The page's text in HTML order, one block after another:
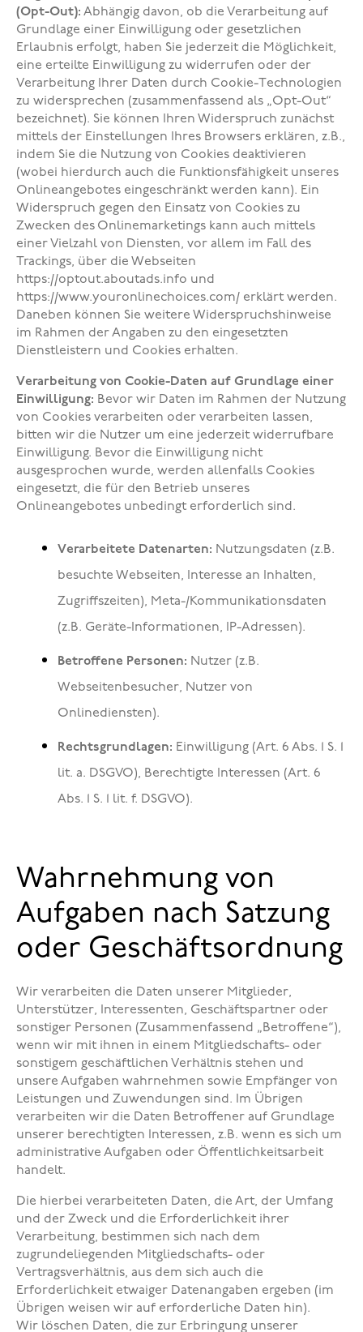
(Opt-Out): Abhängig davon, ob die Verarbeitung auf
Grundlage einer Einwilligung oder gesetzlichen
Erlaubnis erfolgt, haben Sie jederzeit die Möglichkeit,
eine erteilte Einwilligung zu widerrufen oder der
Verarbeitung Ihrer Daten durch Cookie-Technologien
zu widersprechen (zusammenfassend als „Opt-Out“
bezeichnet). Sie können Ihren Widerspruch zunächst
mittels der Einstellungen Ihres Browsers erklären, z.B.,
indem Sie die Nutzung von Cookies deaktivieren
(wobei hierdurch auch die Funktionsfähigkeit unseres
Onlineangebotes eingeschränkt werden kann). Ein
Widerspruch gegen den Einsatz von Cookies zu
Zwecken des Onlinemarketings kann auch mittels
einer Vielzahl von Diensten, vor allem im Fall des
Trackings, über die Webseiten
https://optout.aboutads.info und
https://www.youronlinechoices.com/ erklärt werden.
Daneben können Sie weitere Widerspruchshinweise
im Rahmen der Angaben zu den eingesetzten
Dienstleistern und Cookies erhalten.
Verarbeitung von Cookie-Daten auf Grundlage einer
Einwilligung: Bevor wir Daten im Rahmen der Nutzung
von Cookies verarbeiten oder verarbeiten lassen,
bitten wir die Nutzer um eine jederzeit widerrufbare
Einwilligung. Bevor die Einwilligung nicht
ausgesprochen wurde, werden allenfalls Cookies
eingesetzt, die für den Betrieb unseres
Onlineangebotes unbedingt erforderlich sind.
Verarbeitete Datenarten: Nutzungsdaten (z.B.
besuchte Webseiten, Interesse an Inhalten,
Zugriffszeiten), Meta-/Kommunikationsdaten
(z.B. Geräte-Informationen, IP-Adressen).
Betroffene Personen: Nutzer (z.B.
Webseitenbesucher, Nutzer von
Onlinediensten).
Rechtsgrundlagen: Einwilligung (Art. 6 Abs. 1 S. 1
lit. a. DSGVO), Berechtigte Interessen (Art. 6
Abs. 1 S. 1 lit. f. DSGVO).
Wahrnehmung von
Aufgaben nach Satzung
oder Geschäftsordnung
Wir verarbeiten die Daten unserer Mitglieder,
Unterstützer, Interessenten, Geschäftspartner oder
sonstiger Personen (Zusammenfassend „Betroffene“),
wenn wir mit ihnen in einem Mitgliedschafts- oder
sonstigem geschäftlichen Verhältnis stehen und
unsere Aufgaben wahrnehmen sowie Empfänger von
Leistungen und Zuwendungen sind. Im Übrigen
verarbeiten wir die Daten Betroffener auf Grundlage
unserer berechtigten Interessen, z.B. wenn es sich um
administrative Aufgaben oder Öffentlichkeitsarbeit
handelt.
Die hierbei verarbeiteten Daten, die Art, der Umfang
und der Zweck und die Erforderlichkeit ihrer
Verarbeitung, bestimmen sich nach dem
zugrundeliegenden Mitgliedschafts- oder
Vertragsverhältnis, aus dem sich auch die
Erforderlichkeit etwaiger Datenangaben ergeben (im
Übrigen weisen wir auf erforderliche Daten hin).
Wir löschen Daten, die zur Erbringung unserer